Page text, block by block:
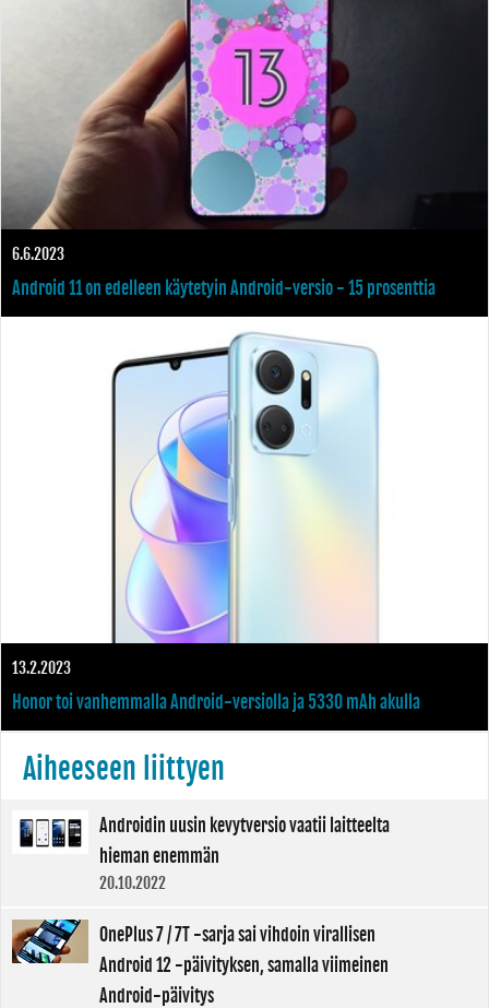
6.6.2023
Android 11 on edelleen käytetyin Android-versio - 15 prosenttia
laitteista käyttää Android 13 -versiota
13.2.2023
Honor toi vanhemmalla Android-versiolla ja 5330 mAh akulla
varustetun Honor X7a:n myyntiin Suomessa
Aiheeseen liittyen
Androidin uusin kevytversio vaatii laitteelta
hieman enemmän
20.10.2022
OnePlus 7 / 7T -sarja sai vihdoin virallisen
Android 12 -päivityksen, samalla viimeinen
Android-päivitys